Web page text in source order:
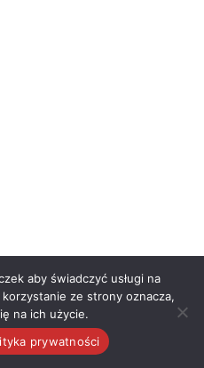
aby świadczyć usługi na
ze strony oznacza,
na ich użycie.
prywatności